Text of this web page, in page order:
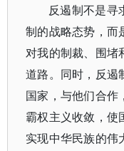
反遏制不是寻
制的战略态势，而
对我的制裁、围堵
道路。同时，反遏
国家，与他们合作
霸权主义收敛，使
实现中华民族的伟